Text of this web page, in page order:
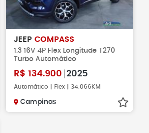
JEEP COMPASS
1.3 16V 4P Flex Longitude T270
Turbo Automático
R$ 134.900 2025
Automático | Flex | 34.066KM
Campinas